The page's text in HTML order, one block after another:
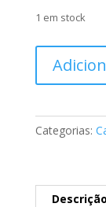
1 em stock
Porta
Esquerda
Categorias:
Descrição